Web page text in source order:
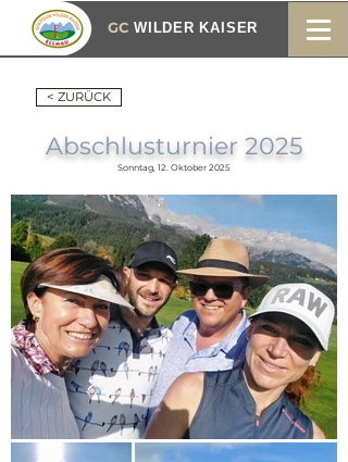
WILDER KAISER
GC
< ZURÜCK
Abschlusturnier 2025
Sonntag, 12. Oktober 2025